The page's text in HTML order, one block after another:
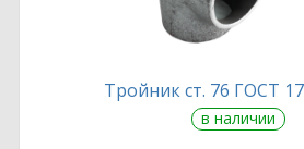
Тройник ст. 76 ГОСТ
в наличии